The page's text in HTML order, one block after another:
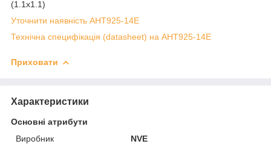
(1.1x1.1)
Уточнити наявність AHT925-14E
Технічна специфікація (datasheet) на AHT925-14E
Приховати
Характеристики
Основні атрибути
Виробник
NVE